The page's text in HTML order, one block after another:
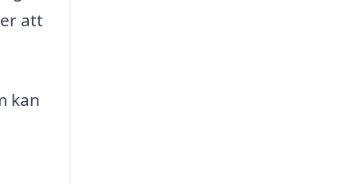
att
kan